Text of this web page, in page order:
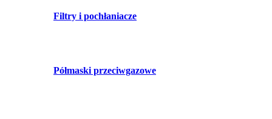
Filtry i pochłaniacze
Półmaski przeciwgazowe